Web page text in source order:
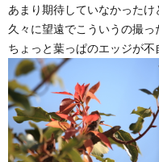
あまり期待していなかった
久々に望遠でこういうの撮
ちょっと葉っぱのエッジが不